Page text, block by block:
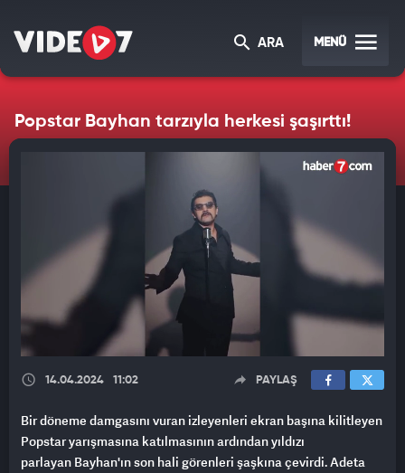
ARA MENÜ
Popstar Bayhan tarzıyla herkesi şaşırttı!
14.04.2024 11:02 PAYLAŞ
Bir döneme damgasını vuran izleyenleri ekran başına kilitleyen
Popstar yarışmasına katılmasının ardından yıldızı
parlayan Bayhan'ın son hali görenleri şaşkına çevirdi. Adeta